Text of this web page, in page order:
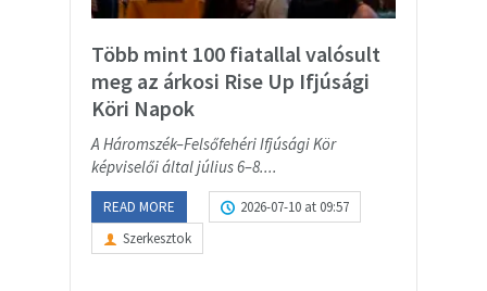
Több mint 100 fiatallal valósult
meg az árkosi Rise Up Ifjúsági
Köri Napok
A Háromszék–Felsőfehéri Ifjúsági Kör
képviselői által július 6–8....
READ MORE
2026-07-10 at 09:57
Szerkesztok